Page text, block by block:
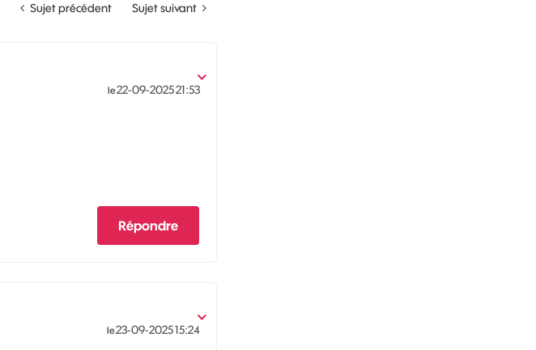
Sujet précédent Sujet suivant
le‎22-09-202521:53
Répondre
le‎23-09-202515:24